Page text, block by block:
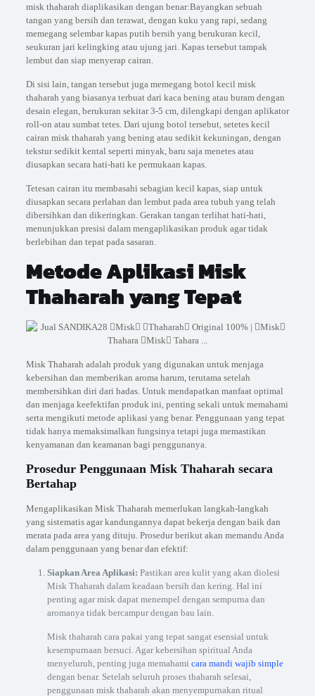
misk thaharah diaplikasikan dengan benar:Bayangkan sebuah
tangan yang bersih dan terawat, dengan kuku yang rapi, sedang
memegang selembar kapas putih bersih yang berukuran kecil,
seukuran jari kelingking atau ujung jari. Kapas tersebut tampak
lembut dan siap menyerap cairan.
Di sisi lain, tangan tersebut juga memegang botol kecil misk
thaharah yang biasanya terbuat dari kaca bening atau buram dengan
desain elegan, berukuran sekitar 3-5 cm, dilengkapi dengan aplikator
roll-on atau sumbat tetes. Dari ujung botol tersebut, setetes kecil
cairan misk thaharah yang bening atau sedikit kekuningan, dengan
tekstur sedikit kental seperti minyak, baru saja menetes atau
diusapkan secara hati-hati ke permukaan kapas.
Tetesan cairan itu membasahi sebagian kecil kapas, siap untuk
diusapkan secara perlahan dan lembut pada area tubuh yang telah
dibersihkan dan dikeringkan. Gerakan tangan terlihat hati-hati,
menunjukkan presisi dalam mengaplikasikan produk agar tidak
berlebihan dan tepat pada sasaran.
Metode Aplikasi Misk
Thaharah yang Tepat
Misk Thaharah adalah produk yang digunakan untuk menjaga
kebersihan dan memberikan aroma harum, terutama setelah
membersihkan diri dari hadas. Untuk mendapatkan manfaat optimal
dan menjaga keefektifan produk ini, penting sekali untuk memahami
serta mengikuti metode aplikasi yang benar. Penggunaan yang tepat
tidak hanya memaksimalkan fungsinya tetapi juga memastikan
kenyamanan dan keamanan bagi penggunanya.
Prosedur Penggunaan Misk Thaharah secara
Bertahap
Mengaplikasikan Misk Thaharah memerlukan langkah-langkah
yang sistematis agar kandungannya dapat bekerja dengan baik dan
merata pada area yang dituju. Prosedur berikut akan memandu Anda
dalam penggunaan yang benar dan efektif:
Siapkan Area Aplikasi: Pastikan area kulit yang akan diolesi
Misk Thaharah dalam keadaan bersih dan kering. Hal ini
penting agar misk dapat menempel dengan sempurna dan
aromanya tidak bercampur dengan bau lain.
Misk thaharah cara pakai yang tepat sangat esensial untuk
kesempurnaan bersuci. Agar kebersihan spiritual Anda
menyeluruh, penting juga memahami cara mandi wajib simple
dengan benar. Setelah seluruh proses thaharah selesai,
penggunaan misk thaharah akan menyempurnakan ritual